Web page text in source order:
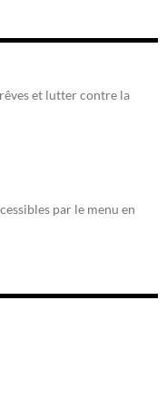
et lutter contre la
par le menu en